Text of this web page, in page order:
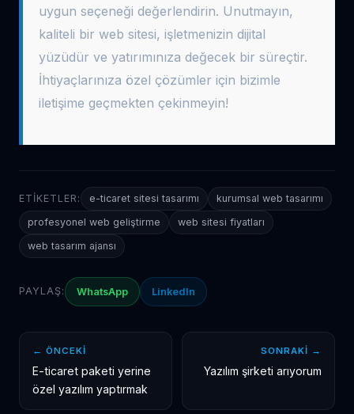
uygun seçeneği değerlendirin. Unutmayın,
kaliteli bir web sitesi, işletmenizin dijital
yüzüdür ve yatırımınıza değecek bir süreçtir.
İhtiyaçlarınıza özel çözümler için bizimle
iletişime geçmekten çekinmeyin!
ETIKETLER: e-ticaret sitesi tasarımı
kurumsal web tasarımı
profesyonel web geliştirme
web sitesi fiyatları
web tasarım ajansı
PAYLAŞ: WhatsApp LinkedIn
← ÖNCEKI
E-ticaret paketi yerine
özel yazılım yaptırmak
SONRAKI →
Yazılım şirketi arıyorum